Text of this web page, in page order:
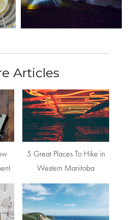
Articles
5 Great Places To Hike in
Western Manitoba